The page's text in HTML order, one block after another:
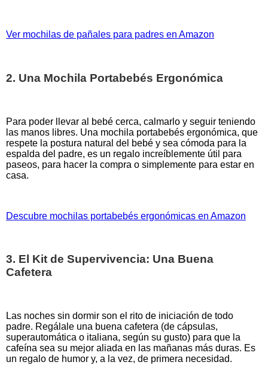
Ver mochilas de pañales para padres en Amazon
2. Una Mochila Portabebés Ergonómica
Para poder llevar al bebé cerca, calmarlo y seguir teniendo
las manos libres. Una mochila portabebés ergonómica, que
respete la postura natural del bebé y sea cómoda para la
espalda del padre, es un regalo increíblemente útil para
paseos, para hacer la compra o simplemente para estar en
casa.
Descubre mochilas portabebés ergonómicas en Amazon
3. El Kit de Supervivencia: Una Buena
Cafetera
Las noches sin dormir son el rito de iniciación de todo
padre. Regálale una buena cafetera (de cápsulas,
superautomática o italiana, según su gusto) para que la
cafeína sea su mejor aliada en las mañanas más duras. Es
un regalo de humor y, a la vez, de primera necesidad.